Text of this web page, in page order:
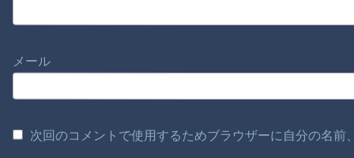
メール
次回のコメントで使用するためブラウザーに自分の名